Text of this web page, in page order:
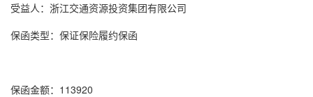
受益人：浙江交通资源投资集团有限公司
保函类型： 保证保险履约保函
保函金额：113920